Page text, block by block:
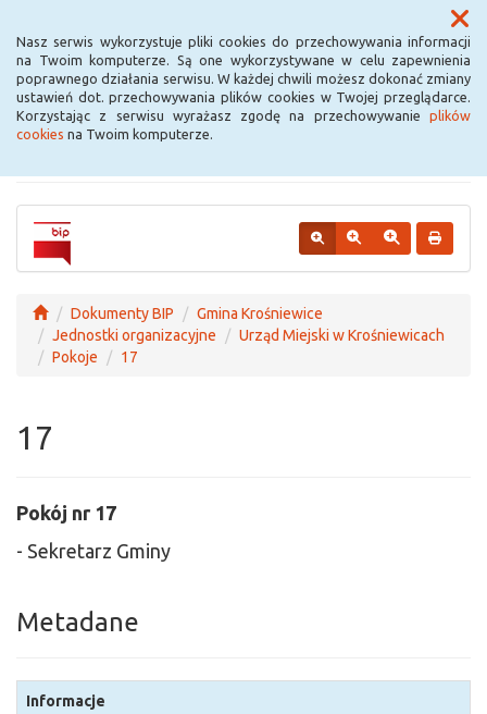
Nasz serwis wykorzystuje pliki cookies do przechowywania informacji
na Twoim komputerze. Są one wykorzystywane w celu zapewnienia
poprawnego działania serwisu. W każdej chwili możesz dokonać zmiany
ustawień dot. przechowywania plików cookies w Twojej przeglądarce.
Korzystając z serwisu wyrażasz zgodę na przechowywanie plików
cookies na Twoim komputerze.
Menu
Urząd Miejski w
Krośniewicach
Dokumenty BIP
Gmina Krośniewice
Jednostki organizacyjne
Urząd Miejski w Krośniewicach
Pokoje
17
17
Pokój nr 17
- Sekretarz Gminy
Metadane
Informacje